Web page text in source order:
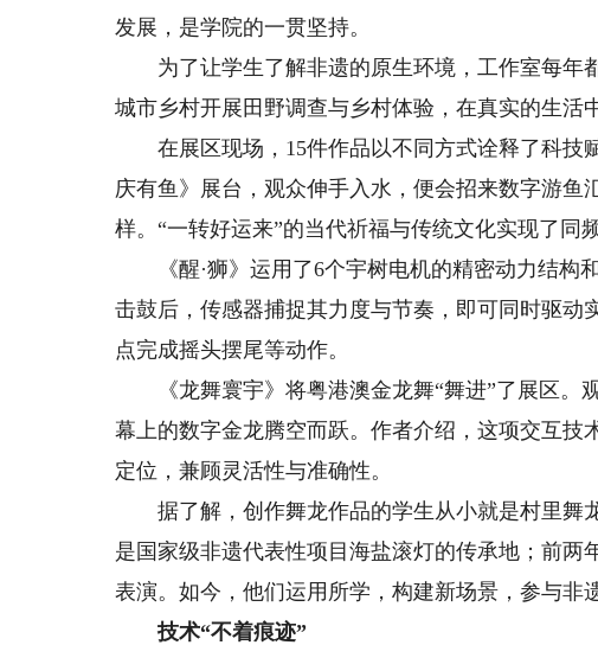
发展，是学院的一贯坚持。
为了让学生了解非遗的原生环境，工作室每年
城市乡村开展田野调查与乡村体验，在真实的生活
在展区现场，15件作品以不同方式诠释了科技
庆有鱼》展台，观众伸手入水，便会招来数字游
样。“一转好运来”的当代祈福与传统文化实现了同
《醒·狮》运用了6个宇树电机的精密动力结构
击鼓后，传感器捕捉其力度与节奏，即可同时驱
点完成摇头摆尾等动作。
《龙舞寰宇》将粤港澳金龙舞“舞进”了展区。
幕上的数字金龙腾空而跃。作者介绍，这项交互技
定位，兼顾灵活性与准确性。
据了解，创作舞龙作品的学生从小就是村里舞
是国家级非遗代表性项目海盐滚灯的传承地；前
表演。如今，他们运用所学，构建新场景，参与非
技术“不着痕迹”